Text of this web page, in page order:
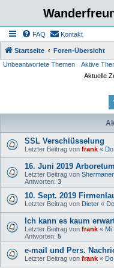
FAQ Kontakt
Startseite Foren-Übersicht
Unbeantwortete Themen
Aktive
Aktuelle
SSL Verschlüsselung
Letzter Beitrag von frank «
16. Juni 2019
Letzter Beitrag von
Antworten: 3
10. Sept. 2019
Letzter Beitrag von Dieter «
Ich kann es kaum
Letzter Beitrag von frank « Mi
Antworten: 5
e-mail und Pers.
Letzter Beitrag von frank «